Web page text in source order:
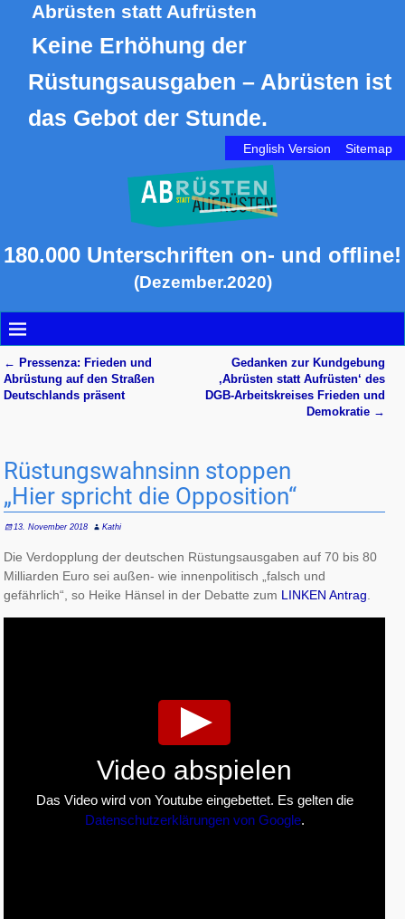
Abrüsten statt Aufrüsten
Keine Erhöhung der
Rüstungsausgaben – Abrüsten ist
das Gebot der Stunde.
English Version Sitemap
180.000 Unterschriften on- und offline!
(Dezember.2020)
Artikelnavigation
← Pressenza: Frieden und
Abrüstung auf den Straßen
Deutschlands präsent
Gedanken zur Kundgebung
‚Abrüsten statt Aufrüsten‘ des
DGB-Arbeitskreises Frieden und
Demokratie →
Rüstungswahnsinn stoppen
„Hier spricht die Opposition“
13. November 2018 Kathi
Die Verdopplung der deutschen Rüstungsausgaben auf 70 bis 80
Milliarden Euro sei außen- wie innenpolitisch „falsch und
gefährlich“, so Heike Hänsel in der Debatte zum LINKEN Antrag
Video abspielen
Das Video wird von Youtube eingebettet. Es gelten die
Datenschutzerklärungen von Google.